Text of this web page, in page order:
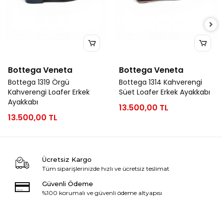
Bottega Veneta
Bottega 1319 Örgü
Kahverengi Loafer Erkek
Ayakkabı
13.500,00 TL
Bottega Veneta
Bottega 1314 Kahverengi
Süet Loafer Erkek Ayakkabı
13.500,00 TL
Ücretsiz Kargo
Tüm siparişlerinizde hızlı ve ücretsiz teslimat
Güvenli Ödeme
%100 korumalı ve güvenli ödeme altyapısı